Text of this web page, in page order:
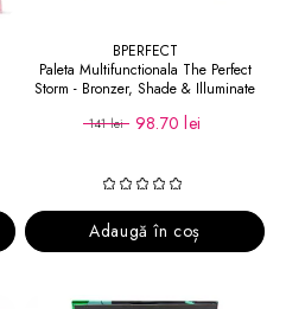
BPERFECT
Paleta Multifunctionala The Perfect
Storm - Bronzer, Shade & Illuminate
141 lei 98.70 lei
Adaugă în coș